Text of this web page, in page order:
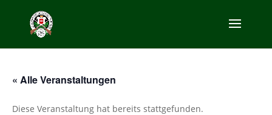
« Alle Veranstaltungen
Diese Veranstaltung hat bereits stattgefunden.